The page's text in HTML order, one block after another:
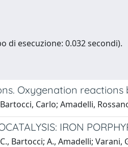
di esecuzione: 0.032 secondi).
Oxygenation
Carlo; Amadelli,
IRON
Bartocci; A., Amadelli;